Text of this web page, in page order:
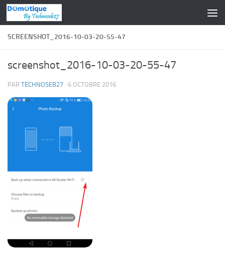
Skip to content
SCREENSHOT_2016-10-03-20-55-47
screenshot_2016-10-03-20-55-47
PAR TECHNOSEB27 · 6 OCTOBRE 2016